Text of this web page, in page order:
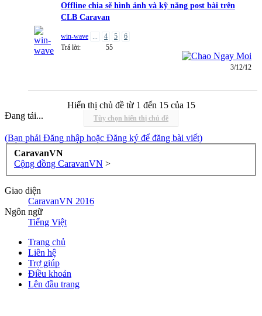
Offline chia sẽ hình ảnh và kỹ năng post bài trên
CLB Caravan
win-wave ... 4 5
6
Trả lời:
55
3/12/12
Hiển thị chủ đề từ 1 đến 15 của 15
Tùy chọn hiển thị chủ đề
Đang tải...
(Bạn phải Đăng nhập hoặc Đăng ký để đăng bài viết)
CaravanVN
Cộng đồng CaravanVN >
Giao diện
CaravanVN 2016
Ngôn ngữ
Tiếng Việt
Trang chủ
Liên hệ
Trợ giúp
Điều khoản
Lên đầu trang